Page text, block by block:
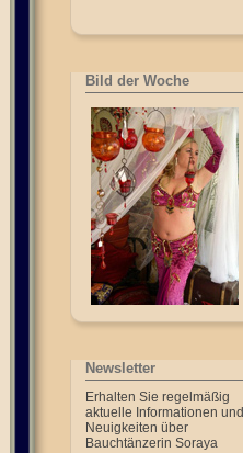
Bild der Woche
Newsletter
Erhalten Sie regelmäßig
aktuelle Informationen und
Neuigkeiten über
Bauchtänzerin Soraya